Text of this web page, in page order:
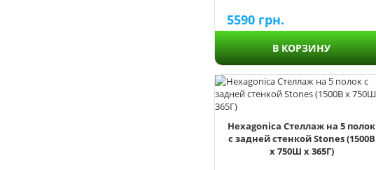
5590 грн.
В КОРЗИНУ
Hexagonica Стеллаж на 5 полок
с задней стенкой Stones (1500В
х 750Ш х 365Г)